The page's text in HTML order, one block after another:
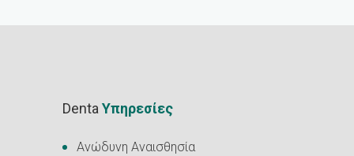
DentaΥπηρεσίες
Ανώδυνη Αναισθησία